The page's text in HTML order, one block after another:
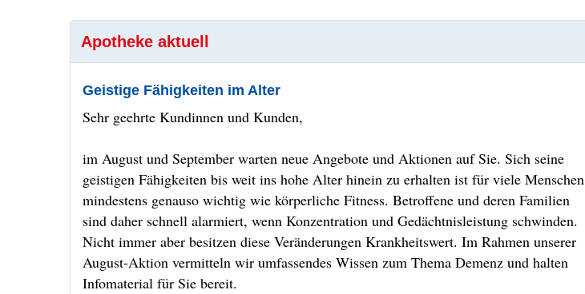
Apotheke aktuell
Geistige Fähigkeiten im Alter
Sehr geehrte Kundinnen und Kunden,
im August und September warten neue Angebote und Aktionen auf Sie. Sich seine
geistigen Fähigkeiten bis weit ins hohe Alter hinein zu erhalten ist für viele Menschen
mindestens genauso wichtig wie körperliche Fitness. Betroffene und deren Familien
sind daher schnell alarmiert, wenn Konzentration und Gedächtnisleistung schwinden.
Nicht immer aber besitzen diese Veränderungen Krankheitswert. Im Rahmen unserer
August-Aktion vermitteln wir umfassendes Wissen zum Thema Demenz und halten
Infomaterial für Sie bereit.